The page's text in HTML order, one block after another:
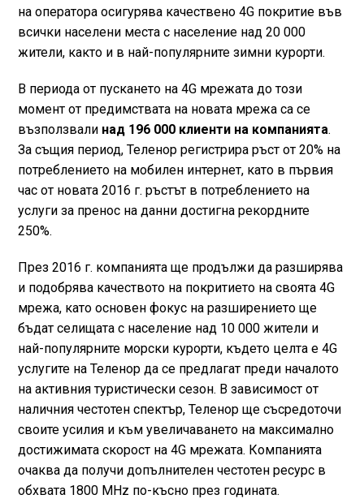
на оператора осигурява качествено 4G покритие във
всички населени места с население над 20 000
жители, както и в най-популярните зимни курорти.
В периода от пускането на 4G мрежата до този
момент от предимствата на новата мрежа са се
възползвали над 196 000 клиенти на компанията.
За същия период, Теленор регистрира ръст от 20% на
потреблението на мобилен интернет, като в първия
час от новата 2016 г. ръстът в потреблението на
услуги за пренос на данни достигна рекордните
250%.
През 2016 г. компанията ще продължи да разширява
и подобрява качеството на покритието на своята 4G
мрежа, като основен фокус на разширението ще
бъдат селищата с население над 10 000 жители и
най-популярните морски курорти, където целта е 4G
услугите на Теленор да се предлагат преди началото
на активния туристически сезон. В зависимост от
наличния честотен спектър, Теленор ще съсредоточи
своите усилия и към увеличаването на максимално
достижимата скорост на 4G мрежата. Компанията
очаква да получи допълнителен честотен ресурс в
обхвата 1800 МHz по-късно през годината.